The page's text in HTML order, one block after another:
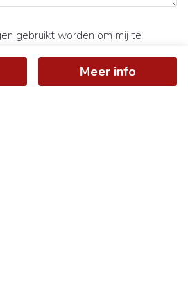
Meer info
gebruikt worden om mij te
gebruiksvoorwaarden en het